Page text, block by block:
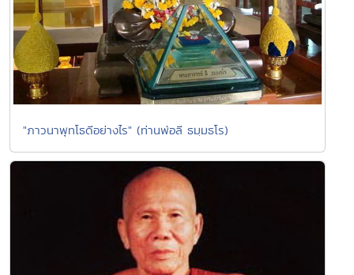
"ภาวนาพุทโธดีอย่างไร" (ท่านพ่อลี ธมฺมธโร)